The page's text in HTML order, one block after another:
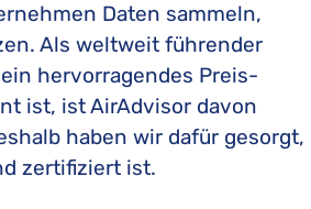
Daten sammeln,
Als weltweit führender
hervorragendes Preis-
ist, ist AirAdvisor davon
haben wir dafür gesorgt,
zertifiziert ist.